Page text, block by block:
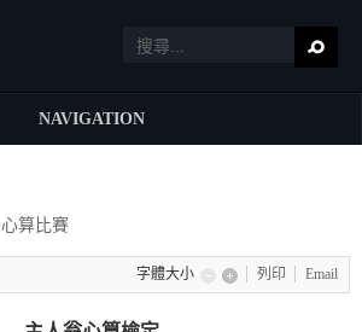
NAVIGATION
心算比賽
字體大小 列印 Email